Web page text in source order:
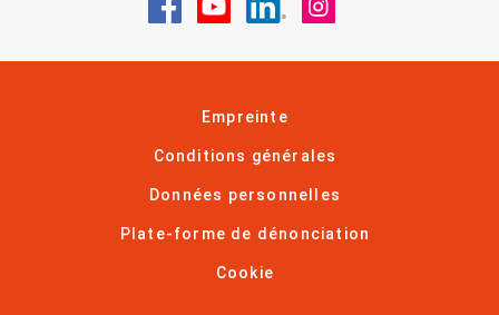
Empreinte
Conditions générales
Données personnelles
Plate-forme de dénonciation
Cookie